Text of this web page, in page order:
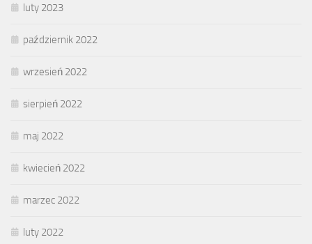
luty 2023
październik 2022
wrzesień 2022
sierpień 2022
maj 2022
kwiecień 2022
marzec 2022
luty 2022